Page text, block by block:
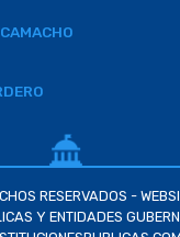
RESERVADOS -
Y ENTIDADES